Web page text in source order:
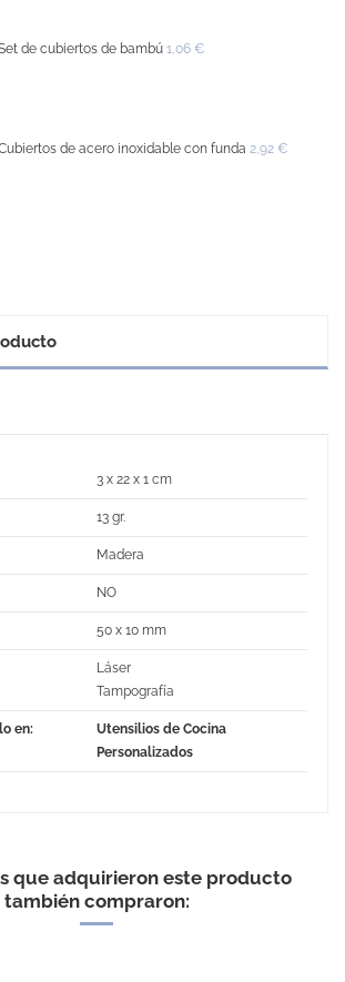
de cubiertos de bambú 1,06 €
de acero inoxidable con funda 2,92 €
3 x 22 x 1 cm
13 gr.
Madera
NO
50 x 10 mm
Láser
Tampografía
en:
Utensilios de Cocina
Personalizados
que adquirieron este producto
también compraron: